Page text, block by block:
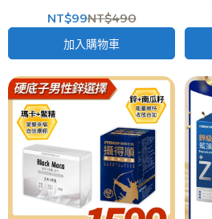
NT$99NT$490
加入購物車